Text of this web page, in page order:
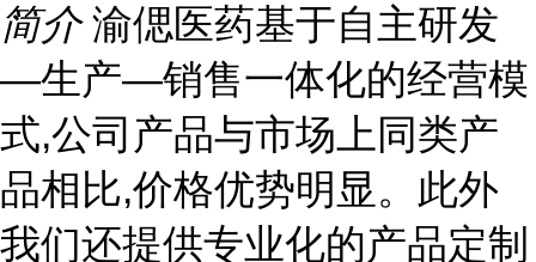
简介 渝偲医药基于自主研发
—生产—销售一体化的经营模
式,公司产品与市场上同类产
品相比,价格优势明显。此外
我们还提供专业化的产品定制